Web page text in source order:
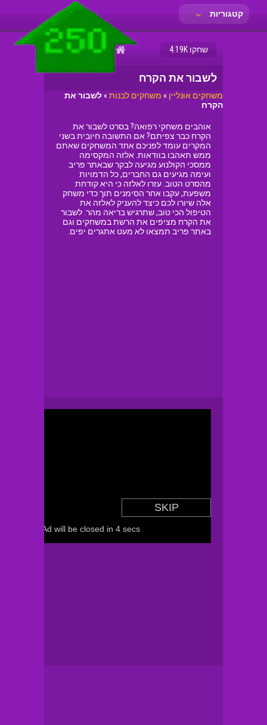
קטגוריות
פריב שחקו 4.19K
לשבור את הקרח
משחקים אונליין » משחקים לבנות »לשבור את
הקרח
אוהבים משחקי רפואה? בסרט לשבור את
הקרח כבר צפיתם? אם התשובה חיובית בשני
המקרים עומד לפניכם אחד המשחקים שאתם
ממש תאהבו בוודאות. אלזה המקסימה
ממסכי הקולנוע מגיעה לבקר שבאתר פריב
ועימה מגיעים גם החברים, כל הדמויות
מהסרט הטוב. עזרו לאלזה כי היא קודחת
משפעת, עקבו אחר הסימנים תוך כדי משחק
אלה שיורו לכם כיצד להעניק לאלזה את
הטיפול הכי טוב, שתרגיש בריאה מהר. לשבור
את הקרח מציפים את הרשת במשחקים וגם
באתר פריב תמצאו לא מעט אתגרים יפים.